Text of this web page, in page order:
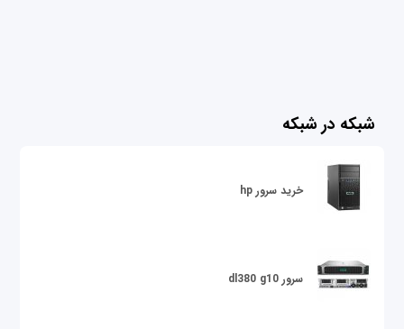
شبکه در شبکه
خرید سرور hp
سرور dl380 g10